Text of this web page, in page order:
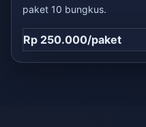
paket 10 bungkus.
Rp 250.000/paket